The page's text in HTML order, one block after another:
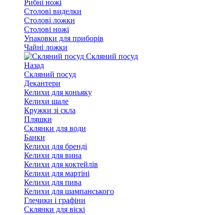
Рибні ножі
Столові виделки
Столові ложки
Столові ножі
Упаковки для приборів
Чайні ложки
Скляний посуд
Назад
Скляний посуд
Декантери
Келихи для коньяку
Келихи шале
Кружки зі скла
Пляшки
Склянки для води
Банки
Келихи для бренді
Келихи для вина
Келихи для коктейлів
Келихи для мартіні
Келихи для пива
Келихи для шампанського
Глечики і графіни
Склянки для віскі